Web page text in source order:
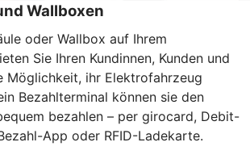
Wallboxen
oder Wallbox auf Ihrem
Sie Ihren Kundinnen, Kunden und
Möglichkeit, ihr Elektrofahrzeug
Bezahlterminal können sie den
bezahlen – per girocard, Debit-
App oder RFID-Ladekarte.